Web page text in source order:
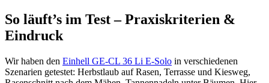
So läuft’s im Test – Praxiskriterien &
Eindruck
Wir haben den Einhell GE-CL 36 Li E-Solo in verschiedenen
Szenarien getestet: Herbstlaub auf Rasen, Terrasse und Kiesweg,